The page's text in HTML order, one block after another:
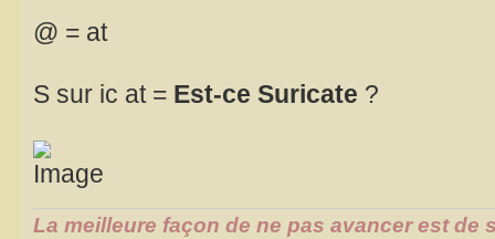
@ = at
S sur ic at = Est-ce Suricate ?
La meilleure façon de ne pas avancer est de